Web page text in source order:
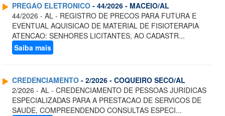
PREGAO ELETRONICO - 44/2026 - MACEIO/AL
44/2026 - AL - REGISTRO DE PRECOS PARA FUTURA E
EVENTUAL AQUISICAO DE MATERIAL DE FISIOTERAPIA
ATENCAO: SENHORES LICITANTES, AO CADASTR...
Saiba mais
CREDENCIAMENTO - 2/2026 - COQUEIRO SECO/AL
2/2026 - AL - CREDENCIAMENTO DE PESSOAS JURIDICAS
ESPECIALIZADAS PARA A PRESTACAO DE SERVICOS DE
SAUDE, COMPREENDENDO CONSULTAS ESPECI...